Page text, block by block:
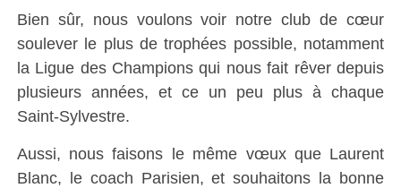
Bien sûr, nous voulons voir notre club de cœur
soulever le plus de trophées possible, notamment
la Ligue des Champions qui nous fait rêver depuis
plusieurs années, et ce un peu plus à chaque
Saint-Sylvestre.
Aussi, nous faisons le même vœux que Laurent
Blanc, le coach Parisien, et souhaitons la bonne